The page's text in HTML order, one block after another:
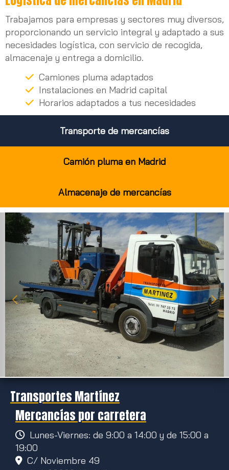
Trabajamos para empresas y sectores muy diversos,
proporcionando un servicio integral y adaptado a sus
necesidades logística, con servicio de recogida,
almacenaje y entrega a domicilio.
Camiones pluma adaptados
Instalaciones en Madrid capital
Horarios adaptados a tus necesidades
Transporte de mercancías
Camión pluma en Madrid
Almacenaje de mercancías
Anterior
Transportes Martínez
Mercancías por carretera
Lunes-Viernes: de 9:00 a 14:00 y de 15:00 a
19:00
C/ Noviembre 49